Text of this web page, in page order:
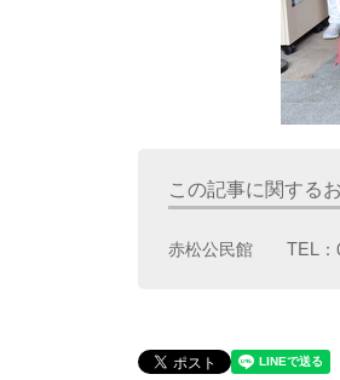
この記事に関する
赤松公民館 TEL：